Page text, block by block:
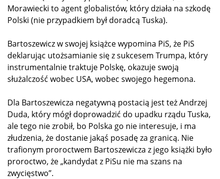
Morawiecki to agent globalistów, który działa na szkodę
Polski (nie przypadkiem był doradcą Tuska).
Bartoszewicz w swojej książce wypomina PiS, że PiS
deklarując utożsamianie się z sukcesem Trumpa, który
instrumentalnie traktuje Polskę, okazuje swoją
służalczość wobec USA, wobec swojego hegemona.
Dla Bartoszewicza negatywną postacią jest też Andrzej
Duda, który mógł doprowadzić do upadku rządu Tuska,
ale tego nie zrobił, bo Polska go nie interesuje, i ma
złudzenia, że dostanie jakąś posadę za granicą. Nie
trafionym proroctwem Bartoszewicza z jego książki było
proroctwo, że „kandydat z PiSu nie ma szans na
zwycięstwo”.